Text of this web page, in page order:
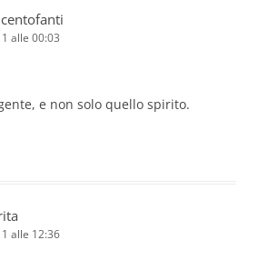
alle 00:03
e non solo quello spirito.
alle 12:36